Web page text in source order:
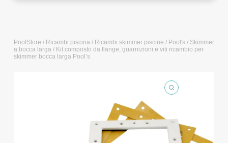
PoolStore / Ricambi piscina/ Ricambi skimmer piscine / Pool's/ Skimmer
a bocca larga/ Kit composto da flange, guarnizioni e viti ricambio per
skimmer bocca larga Pool’s